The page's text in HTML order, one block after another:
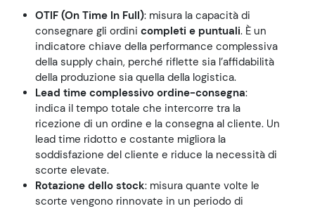
OTIF (On Time In Full): misura la capacità di
consegnare gli ordini completi e puntuali. È un
indicatore chiave della performance complessiva
della supply chain, perché riflette sia l’affidabilità
della produzione sia quella della logistica.
Lead time complessivo ordine-consegna:
indica il tempo totale che intercorre tra la
ricezione di un ordine e la consegna al cliente. Un
lead time ridotto e costante migliora la
soddisfazione del cliente e riduce la necessità di
scorte elevate.
Rotazione dello stock: misura quante volte le
scorte vengono rinnovate in un periodo di